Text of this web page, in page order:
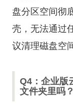
盘分区空间彻
壳，无法通过
议清理磁盘空
Q4：企业版
文件夹里吗？